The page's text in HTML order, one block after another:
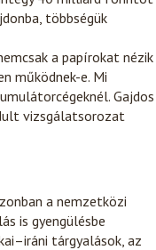
többségük
a papírokat nézik
működnek-e. Mi
Gajdos
vizsgálatsorozat
a nemzetközi
is gyengülésbe
tárgyalások, az